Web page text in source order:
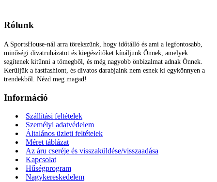
Rólunk
A SportsHouse-nál arra törekszünk, hogy időtálló és ami a legfontosabb,
minőségi divatruházatot és kiegészítőket kínáljunk Önnek, amelyek
segítenek kitűnni a tömegből, és még nagyobb önbizalmat adnak Önnek.
Kerüljük a fastfashiont, és divatos darabjaink nem esnek ki egykönnyen a
trendekből. Nézd meg magad!
Információ
Szállítási feltételek
Személyi adatvédelem
Általános üzleti feltételek
Méret táblázat
Az áru cseréje és visszaküldése/visszaadása
Kapcsolat
Hűségprogram
Nagykereskedelem